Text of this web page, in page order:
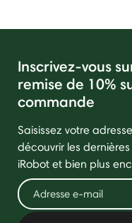
Inscrivez-vous
remise de 10%
commande
Saisissez votre
découvrir les
iRobot et bien plus